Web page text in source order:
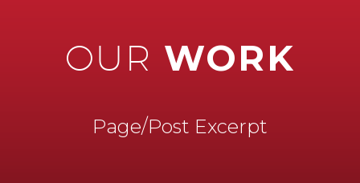
OUR WORK
Page/Post Excerpt